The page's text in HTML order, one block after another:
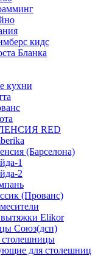
кидс
Бланка
кухни
RED
(Барселона)
1
2
(Прованс)
Elikor
Союз(дсп)
для столешниц